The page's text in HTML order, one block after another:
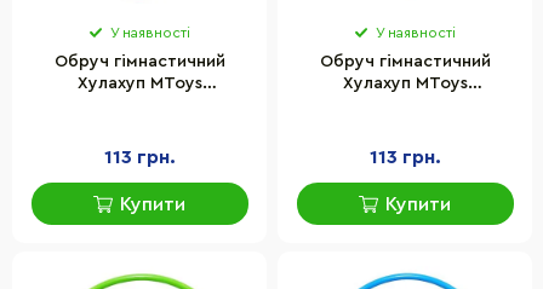
У наявності
Обруч гімнастичний
Хулахуп MToys
113 грн.
Купити
У наявності
Обруч гімнастичний
Хулахуп MToys
113 грн.
Купити